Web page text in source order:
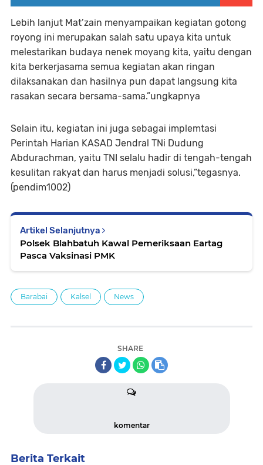
Lebih lanjut Mat’zain menyampaikan kegiatan gotong
royong ini merupakan salah satu upaya kita untuk
melestarikan budaya nenek moyang kita, yaitu dengan
kita berkerjasama semua kegiatan akan ringan
dilaksanakan dan hasilnya pun dapat langsung kita
rasakan secara bersama-sama.”ungkapnya
Selain itu, kegiatan ini juga sebagai implemtasi
Perintah Harian KASAD Jendral TNi Dudung
Abdurachman, yaitu TNI selalu hadir di tengah-tengah
kesulitan rakyat dan harus menjadi solusi,”tegasnya.
(pendim1002)
Artikel Selanjutnya
Polsek Blahbatuh Kawal Pemeriksaan Eartag
Pasca Vaksinasi PMK
Barabai Kalsel News
SHARE
komentar
Berita Terkait